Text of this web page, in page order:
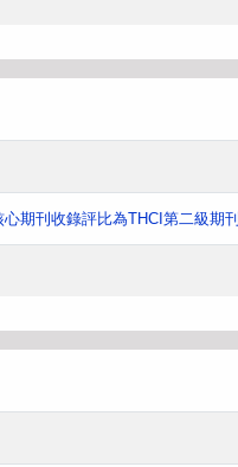
期刊收錄評比為THCI第二級期刊